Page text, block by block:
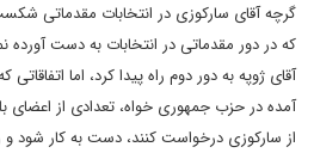
گرچه آقای سارکوزی در انتخابات مقدماتی
که در دور مقدماتی در انتخابات به دست
آقای ژوپه به دور دوم راه پیدا کرد، اما
آمده در حزب جمهوری خواه، تعدادی از اعضای
از سارکوزی درخواست کنند، دست به کار شود و